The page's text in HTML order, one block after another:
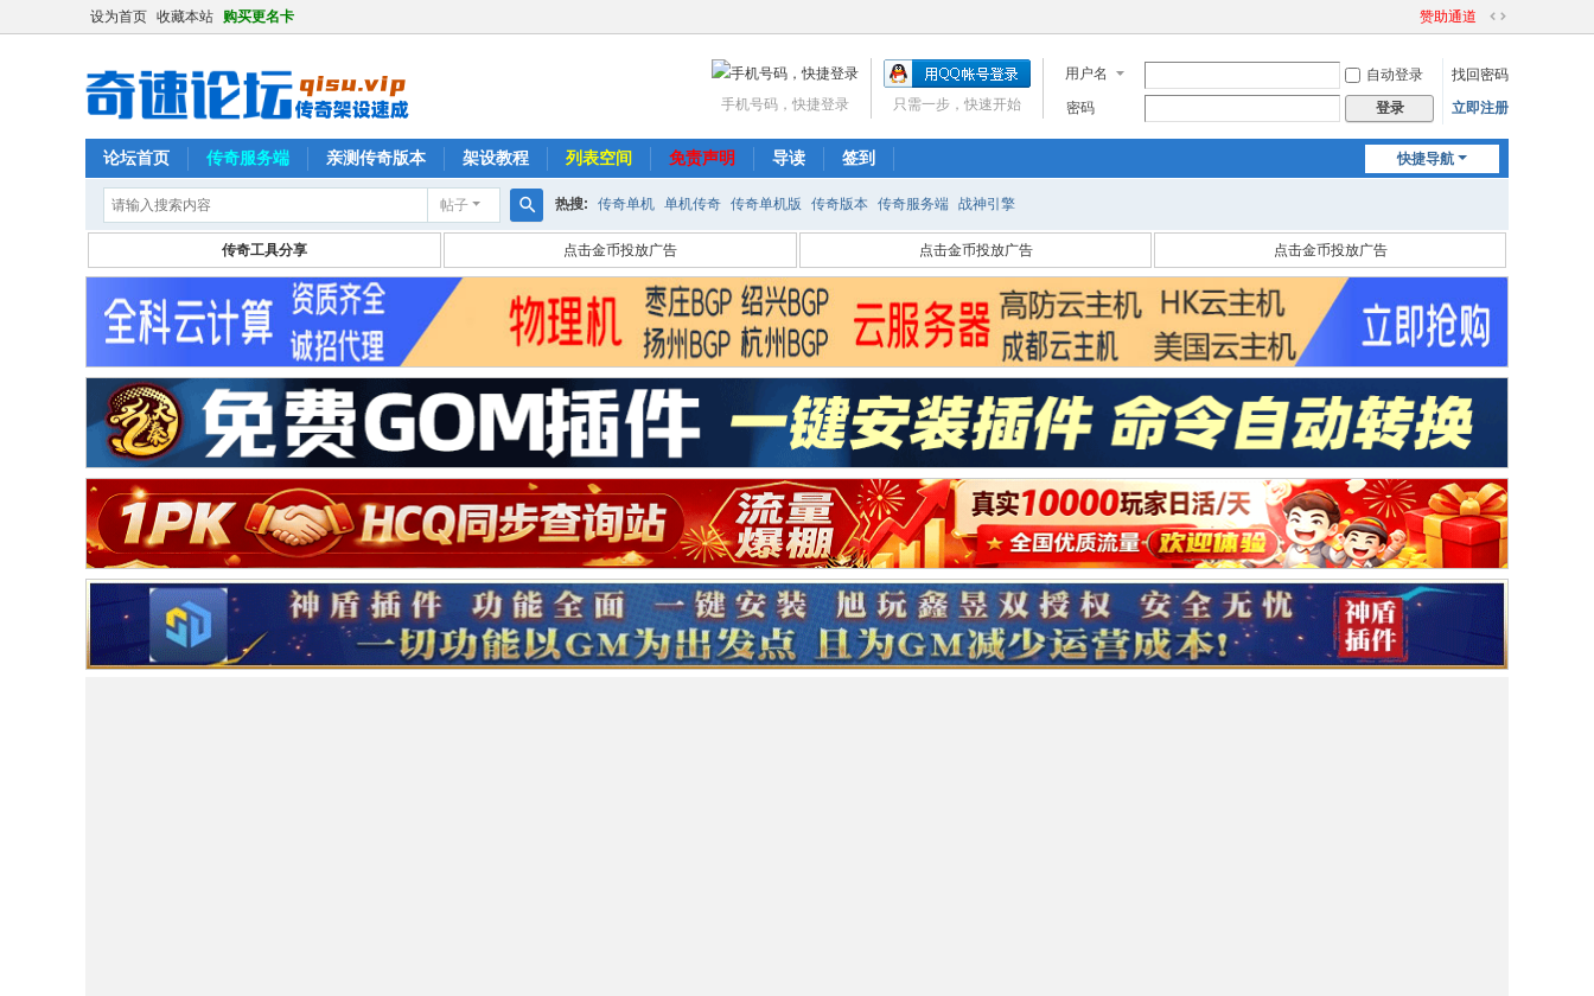
设为首页 收藏本站 购买更名卡 赞助通道
切
到
宽
用户名 自动登录
找回密码
密码
登录 立即注册
只需一步，快速开始
手机号码，快捷登录
快捷导航
论坛首页 传奇服务端 亲测传奇版本 架设教程 列表空间 免责声明 导读 签到
帖子
搜
索
热搜: 传奇单机 单机传奇 传奇单机版 传奇版本 传奇服务端 战神引擎
传奇工具分享 点击金币投放广告 点击金币投放广告 点击金币投放广告